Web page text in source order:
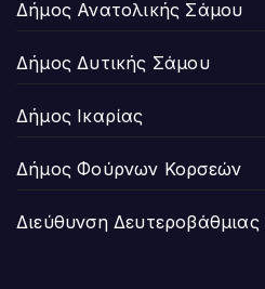
Δήμος Ανατολικής Σάμου
Δήμος Δυτικής Σάμου
Δήμος Ικαρίας
Δήμος Φούρνων Κορσεών
Διεύθυνση